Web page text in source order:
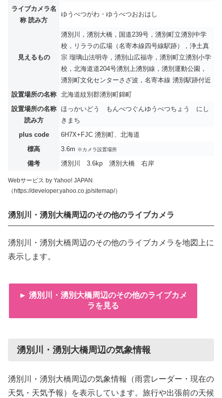
ライブカメラ名
称 読み方
ゆうべつがわ・ゆうべつおおはし
見えるもの
湧別川，湧別大橋，国道239号，湧別町立湧別中学
校，リララの広場（名寄本線四号線駅跡），浄土真
宗 瑠璃山法明寺，湧別山広福寺，湧別町立湧別小学
校，北海道道204号湧別上湧別線，湧別運動公園，
湧別町文化センターさざ波，名寄本線 湧別駅跡付近
設置場所の名称
北海道紋別郡湧別町錦町
設置場所の名称
読み方
ほっかいどう もんべつぐんゆうべつちょう にし
きまち
plus code
6H7X+FJC 湧別町、北海道
標高
3.6m ※カメラ設置場所
備考 湧別川 3.6kp 湧別大橋 右岸
Webサービス by Yahoo! JAPAN
（https://developer.yahoo.co.jp/sitemap/）
湧別川・湧別大橋周辺のその他のライブカメラ
湧別川・湧別大橋周辺のその他のライブカメラを地図上に
表示します。
► 湧別川・湧別大橋周辺のその他のライブカメ
ラを見る
湧別川・湧別大橋周辺の気象情報
湧別川・湧別大橋周辺の気象情報（雨雲レーダー・現在の
天気・天気予報）を表示しています。旅行や出張前の天候